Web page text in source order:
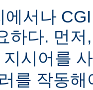
에서나
하다. 먼
지시어를
를 작동